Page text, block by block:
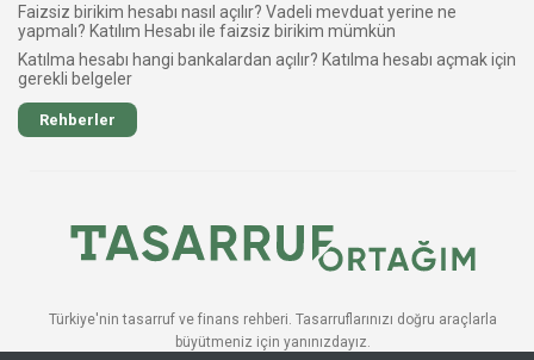
Faizsiz birikim hesabı nasıl açılır? Vadeli mevduat yerine ne
yapmalı? Katılım Hesabı ile faizsiz birikim mümkün
Katılma hesabı hangi bankalardan açılır? Katılma hesabı açmak için
gerekli belgeler
Rehberler
Türkiye'nin tasarruf ve finans rehberi. Tasarruflarınızı doğru araçlarla
büyütmeniz için yanınızdayız.